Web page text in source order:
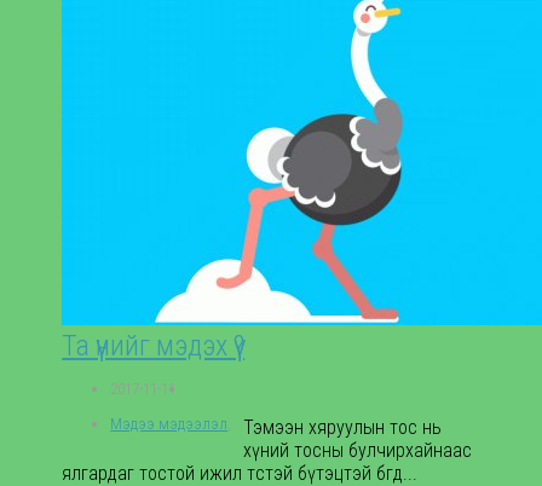
Та үүнийг мэдэх үү?
2017-11-11
Мэдээ мэдээлэл,
Тэмээн хяруулын тос нь
хүний тосны булчирхайнаас
ялгардаг тостой ижил төстэй бүтэцтэй бөгөөд...